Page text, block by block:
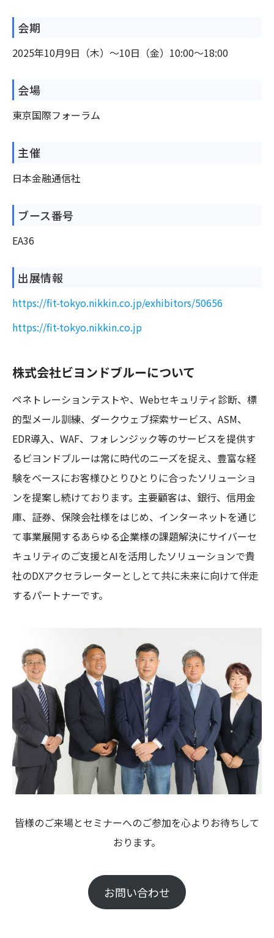
会期
2025年10月9日（木）～10日（金）10:00～18:00
会場
東京国際フォーラム
主催
日本金融通信社
ブース番号
EA36
出展情報
https://fit-tokyo.nikkin.co.jp/exhibitors/50656
https://fit-tokyo.nikkin.co.jp
株式会社ビヨンドブルーについて
ペネトレーションテストや、Webセキュリティ診断、標
的型メール訓練、ダークウェブ探索サービス、ASM、
EDR導入、WAF、フォレンジック等のサービスを提供す
るビヨンドブルーは常に時代のニーズを捉え、豊富な経
験をベースにお客様ひとりひとりに合ったソリューショ
ンを提案し続けております。主要顧客は、銀行、信用金
庫、証券、保険会社様をはじめ、インターネットを通じ
て事業展開するあらゆる企業様の課題解決にサイバーセ
キュリティのご支援とAIを活用したソリューションで貴
社のDXアクセラレーターとしとて共に未来に向けて伴走
するパートナーです。
皆様のご来場とセミナーへのご参加を心よりお待ちして
おります。
お問い合わせ